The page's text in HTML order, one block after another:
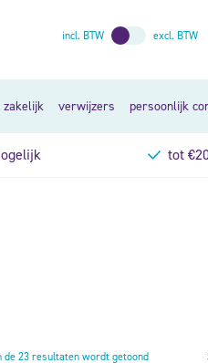
incl. BTW
excl. BTW
zakelijk verwijzers persoonlijk
tot
de 23 resultaten wordt getoond